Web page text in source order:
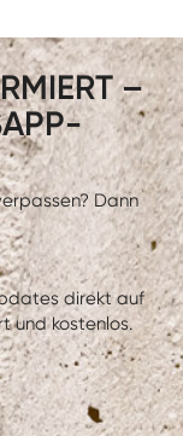
–
Dann
direkt auf
und kostenlos.